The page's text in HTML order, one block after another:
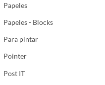
Papeles
Papeles - Blocks
Para pintar
Pointer
Post IT